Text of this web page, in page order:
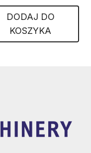
DODAJ DO
KOSZYKA